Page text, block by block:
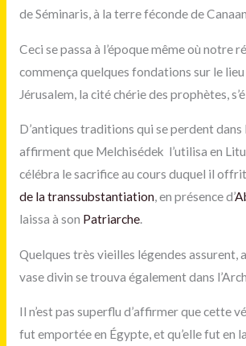
de Séminaris, à la terre féconde de
Ceci se passa à l’époque même où notre
commença quelques fondations sur le lieu
Jérusalem, la cité chérie des prophètes,
D’antiques traditions qui se perdent dans
affirment que Melchisédek l’utilisa en
célébra le sacrifice au cours duquel il
de la transsubstantiation, en présence d’
laissa à son Patriarche.
Quelques très vieilles légendes assurent,
vase divin se trouva également dans
Il n’est pas superflu d’affirmer que cette
fut emportée en Égypte, et qu’elle fut en